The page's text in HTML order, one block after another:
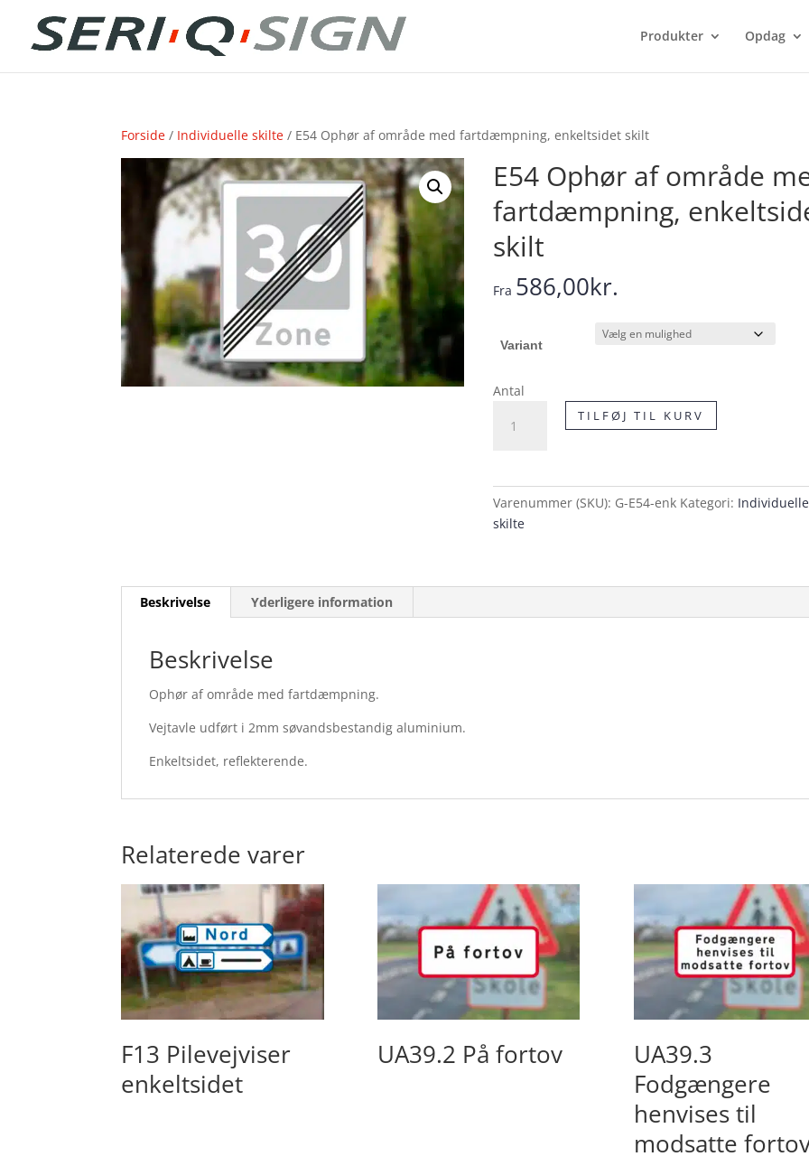
Produkter Opdag
Forside / Individuelle skilte / E54 Ophør af område med fartdæmpning, enkeltsidet skilt
E54 Ophør af område
fartdæmpning,
skilt
Fra 586,00kr.
Variant
Antal
Ophør
fartdæmpning,
TILFØJ TIL KURV
Varenummer (SKU): G-E54-enk Kategori: Individuelle
skilte
Beskrivelse Yderligere information
Beskrivelse
Ophør af område med fartdæmpning.
Vejtavle udført i 2mm søvandsbestandig aluminium.
Enkeltsidet, reflekterende.
Relaterede varer
F13 Pilevejviser
enkeltsidet
UA39.2 På fortov
UA39.3
Fodgængere
henvises til
modsatte